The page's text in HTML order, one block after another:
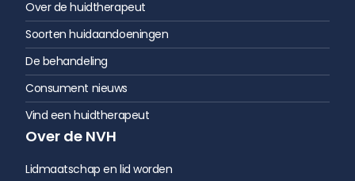
Over de huidtherapeut
Soorten huidaandoeningen
De behandeling
Consument nieuws
Vind een huidtherapeut
Over de NVH
Lidmaatschap en lid worden